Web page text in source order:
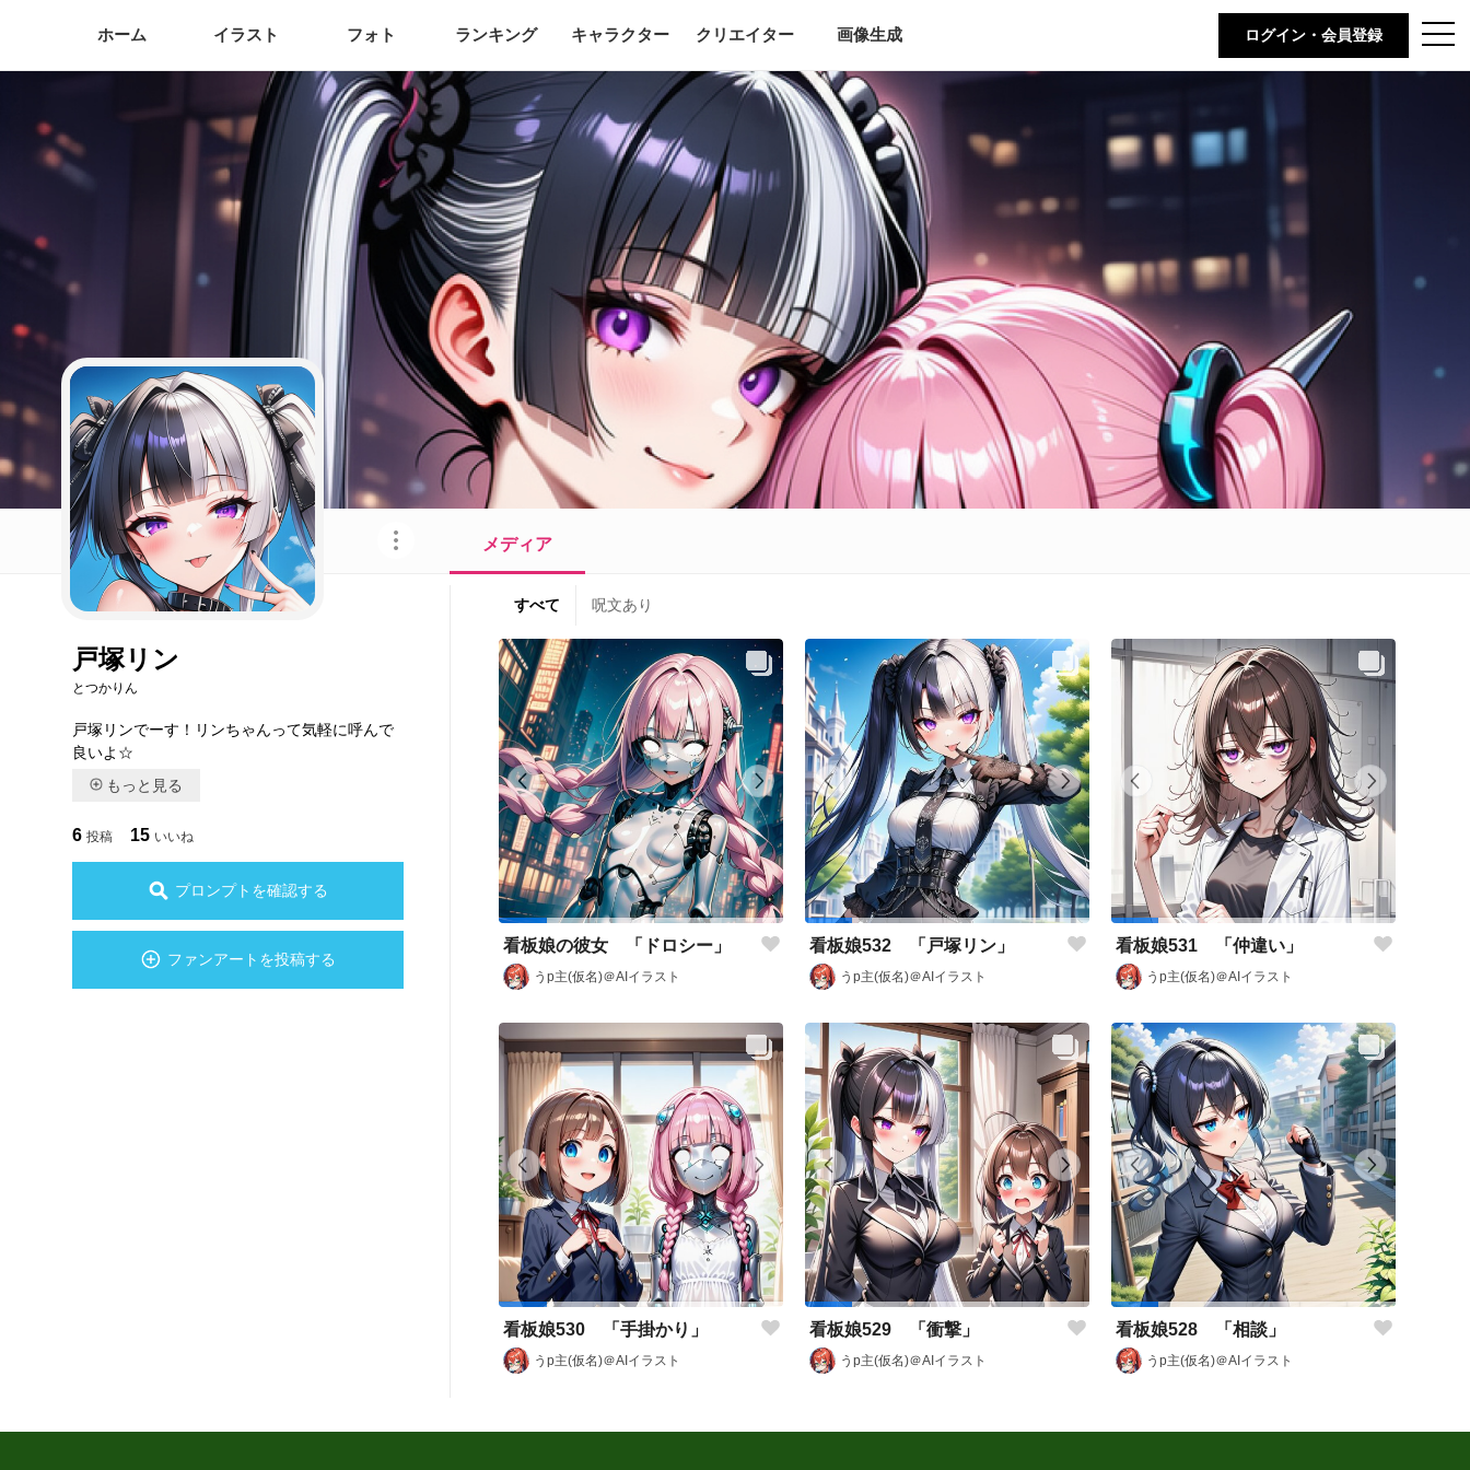
t
o
ホーム イラスト フォト ランキング キャラクター クリエイター 画像生成 ログイン・会員登録
このキャラクターを共有
戸塚リン
とつかりん
戸塚リンでーす！リンちゃんって気軽に呼んで
良いよ☆
もっと見る
6 投稿 15 いいね
プロンプトを確認する
ファンアートを投稿する
メディア
すべて 呪文あり
看板娘の彼女 「ドロシー」
うp主(仮名)＠AIイラスト
看板娘532 「戸塚リン」
うp主(仮名)＠AIイラスト
看板娘531 「仲違い」
うp主(仮名)＠AIイラスト
看板娘530 「手掛かり」
うp主(仮名)＠AIイラスト
看板娘529 「衝撃」
うp主(仮名)＠AIイラスト
看板娘528 「相談」
うp主(仮名)＠AIイラスト